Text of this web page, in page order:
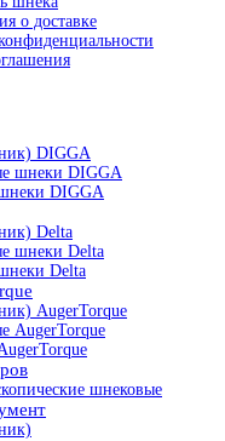
о доставке
DIGGA
шнеки DIGGA
DIGGA
Delta
шнеки Delta
Delta
AugerTorque
AugerTorque
шнековые